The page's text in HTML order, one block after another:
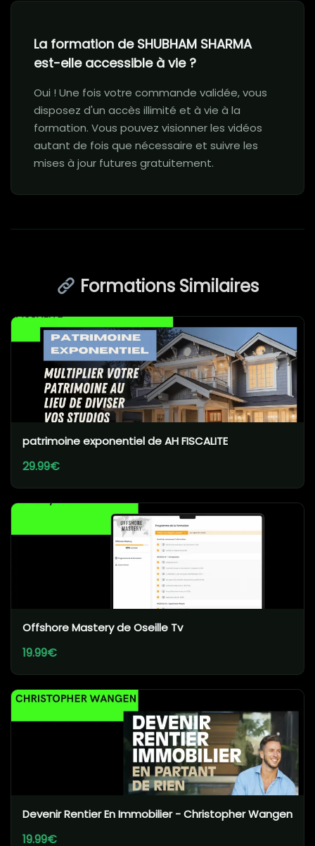
La formation de SHUBHAM SHARMA
est-elle accessible à vie ?
Oui ! Une fois votre commande validée, vous
disposez d'un accès illimité et à vie à la
formation. Vous pouvez visionner les vidéos
autant de fois que nécessaire et suivre les
mises à jour futures gratuitement.
Formations Similaires
patrimoine exponentiel de AH FISCALITE
29.99€
Offshore Mastery de Oseille Tv
19.99€
Devenir Rentier En Immobilier - Christopher Wangen
19.99€